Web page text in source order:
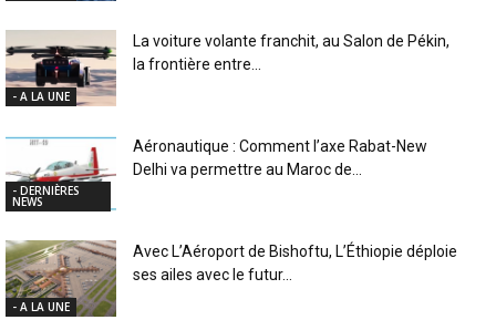
- A LA UNE
La voiture volante franchit, au Salon de Pékin,
la frontière entre...
- DERNIÈRES
NEWS
Aéronautique : Comment l’axe Rabat-New
Delhi va permettre au Maroc de...
- A LA UNE
Avec L’Aéroport de Bishoftu, L’Éthiopie déploie
ses ailes avec le futur...